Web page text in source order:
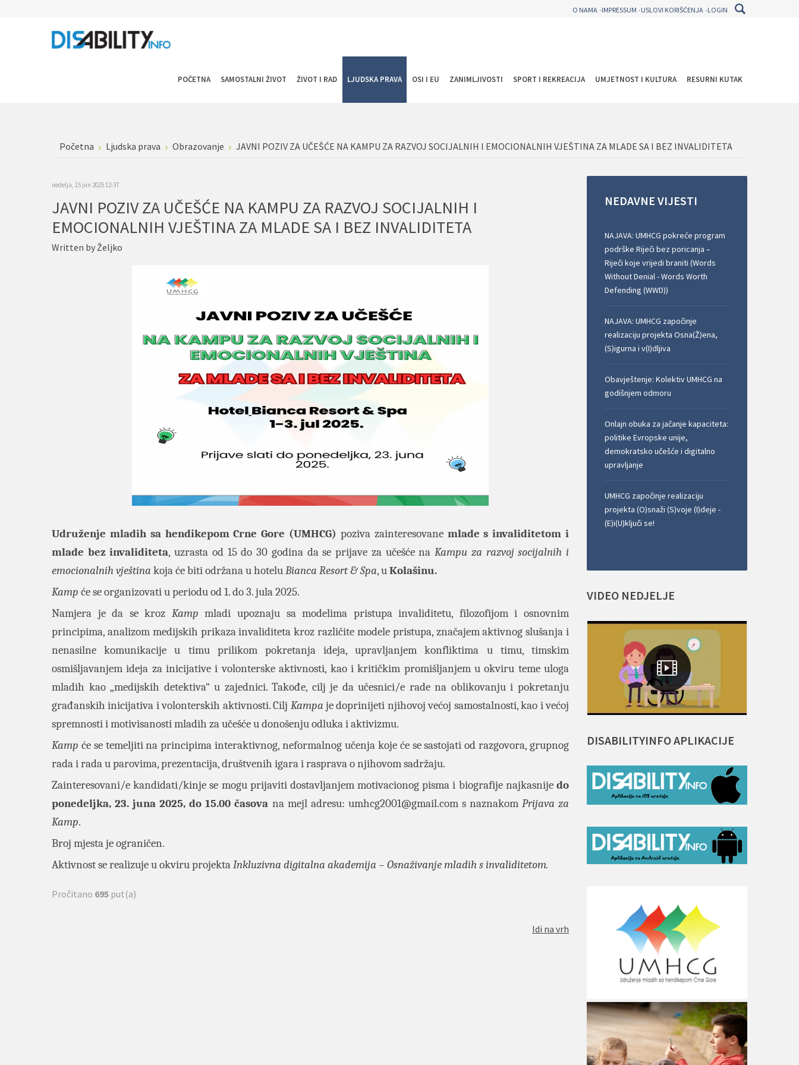
O NAMA IMPRESSUM USLOVI KORIŠĆENJA LOGIN
POČETNA SAMOSTALNI ŽIVOT ŽIVOT I RAD LJUDSKA PRAVA OSI I EU ZANIMLJIVOSTI SPORT I REKREACIJA UMJETNOST I KULTURA RESURNI KUTAK
Početna Ljudska prava Obrazovanje JAVNI POZIV ZA UČEŠĆE NA KAMPU ZA RAZVOJ SOCIJALNIH I EMOCIONALNIH VJEŠTINA ZA MLADE SA I BEZ INVALIDITETA
nedelja, 15 jun 2025 12:37
JAVNI POZIV ZA UČEŠĆE NA KAMPU ZA RAZVOJ SOCIJALNIH I
EMOCIONALNIH VJEŠTINA ZA MLADE SA I BEZ INVALIDITETA
Written byŽeljko
Udruženje mladih sa hendikepom Crne Gore (UMHCG) poziva zainteresovane mlade s invaliditetom i
mlade bez invaliditeta, uzrasta od 15 do 30 godina da se prijave za učešće naKampu za razvoj socijalnih i
emocionalnih vještina koja će biti održana u hoteluBianca Resort & Spa, uKolašinu.
Kamp će se organizovati u periodu od 1. do 3. jula 2025.
Namjera je da se kroz Kamp mladi upoznaju sa modelima pristupa invaliditetu, filozofijom i osnovnim
principima, analizom medijskih prikaza invaliditeta kroz različite modele pristupa, značajem aktivnog slušanja i
nenasilne komunikacije u timu prilikom pokretanja ideja, upravljanjem konfliktima u timu, timskim
osmišljavanjem ideja za inicijative i volonterske aktivnosti, kao i kritičkim promišljanjem u okviru teme uloga
mladih kao „medijskih detektiva“ u zajednici. Takođe, cilj je da učesnici/e rade na oblikovanju i pokretanju
građanskih inicijativa i volonterskih aktivnosti. Cilj Kampa je doprinijeti njihovoj većoj samostalnosti, kao i većoj
spremnosti i motivisanosti mladih za učešće u donošenju odluka i aktivizmu.
Kamp će se temeljiti na principima interaktivnog, neformalnog učenja koje će se sastojati od razgovora, grupnog
rada i rada u parovima, prezentacija, društvenih igara i rasprava o njihovom sadržaju.
Zainteresovani/e kandidati/kinje se mogu prijaviti dostavljanjem motivacionog pisma i biografije najkasnije do
ponedeljka, 23. juna 2025, do 15.00 časova na mejl adresu: umhcg2001@gmail.coms naznakom Prijava za
Kamp.
Broj mjesta je ograničen.
Aktivnost se realizuje u okviru projektaInkluzivna digitalna akademija – Osnaživanje mladih s invaliditetom.
Pročitano 695 put(a)
Idi na vrh
NEDAVNE VIJESTI
NAJAVA: UMHCG pokreće program
podrške Riječi bez poricanja –
Riječi koje vrijedi braniti (Words
Without Denial - Words Worth
Defending (WWD))
NAJAVA: UMHCG započinje
realizaciju projekta Osna(Ž)ena,
(S)igurna i v(I)dljiva
Obavještenje: Kolektiv UMHCG na
godišnjem odmoru
Onlajn obuka za jačanje kapaciteta:
politike Evropske unije,
demokratsko učešće i digitalno
upravljanje
UMHCG započinje realizaciju
projekta (O)snaži (S)voje (I)deje -
(E)i(U)ključi se!
VIDEO NEDJELJE
DISABILITYINFOAPLIKACIJE